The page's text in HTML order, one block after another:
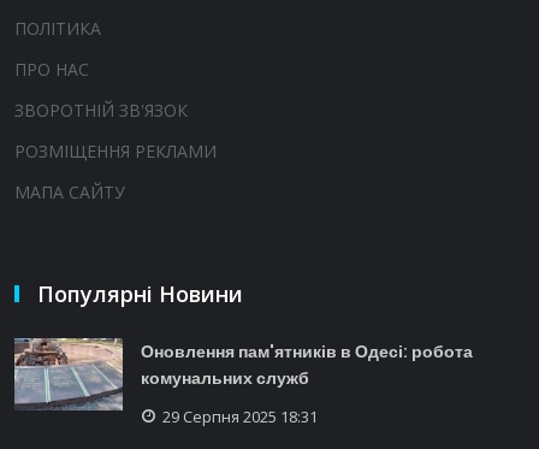
ПОЛІТИКА
ПРО НАС
ЗВОРОТНІЙ ЗВ'ЯЗОК
РОЗМІЩЕННЯ РЕКЛАМИ
МАПА САЙТУ
Популярні Новини
Оновлення пам'ятників в Одесі: робота
комунальних служб
29 Серпня 2025 18:31